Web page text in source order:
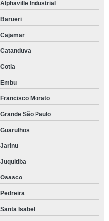
Alphaville Industrial
Barueri
Cajamar
Catanduva
Cotia
Embu
Francisco Morato
Grande São Paulo
Guarulhos
Jarinu
Juquitiba
Osasco
Pedreira
Santa Isabel